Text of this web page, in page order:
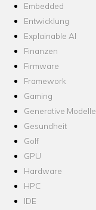
Embedded
Entwicklung
Explainable AI
Finanzen
Firmware
Framework
Gaming
Generative Modelle
Gesundheit
Golf
GPU
Hardware
HPC
IDE